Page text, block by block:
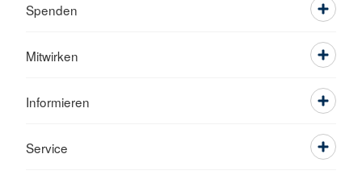
Spenden
Mitwirken
Informieren
Service